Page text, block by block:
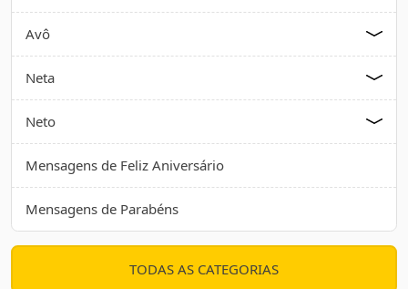
Avô
Neta
Neto
Mensagens de Feliz Aniversário
Mensagens de Parabéns
TODAS AS CATEGORIAS